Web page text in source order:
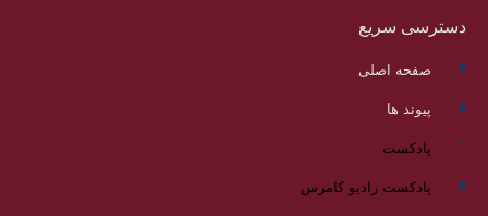
دسترسی سریع
صفحه اصلی
پیوند ها
پادکست
پادکست رادیو کامرس